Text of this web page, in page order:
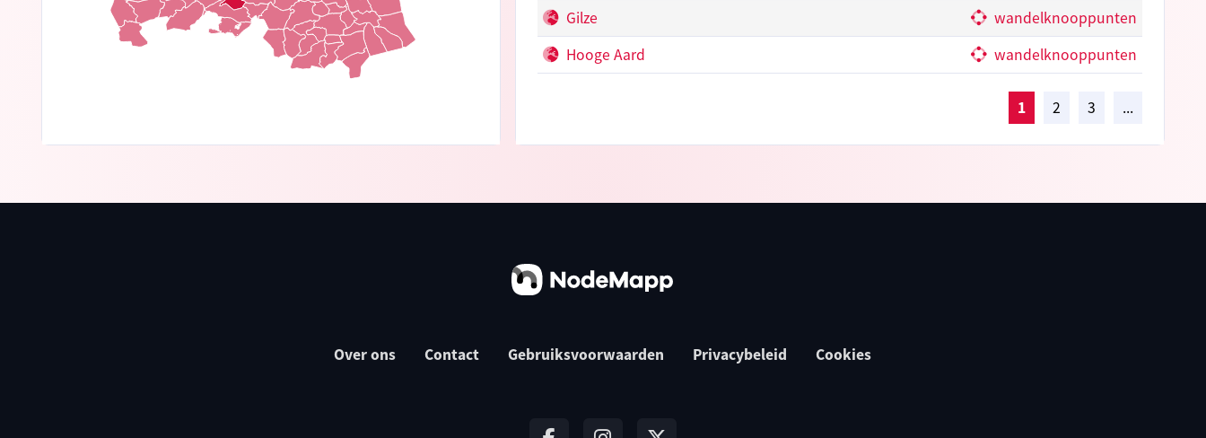
Gilze
wandelknooppunten
Hooge Aard
wandelknooppunten
1 2 3 ...
Over ons Contact Gebruiksvoorwaarden Privacybeleid Cookies